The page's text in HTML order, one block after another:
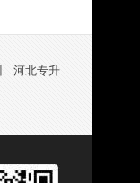
河北专升